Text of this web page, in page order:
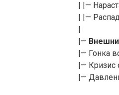
| |—
| |—
|
|—
|— Гонка
|— Кризис
|—